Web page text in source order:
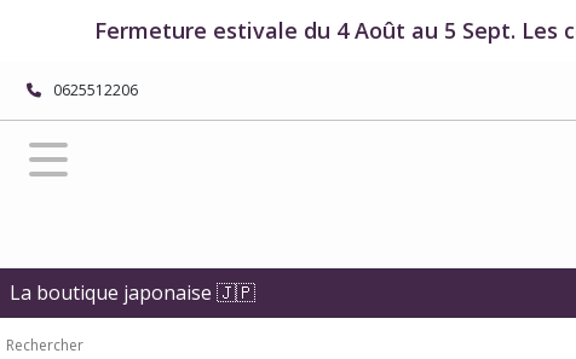
Fermeture estivale du 4 Août au 5 Sept.
0625512206
La boutique japonaise 🇯🇵